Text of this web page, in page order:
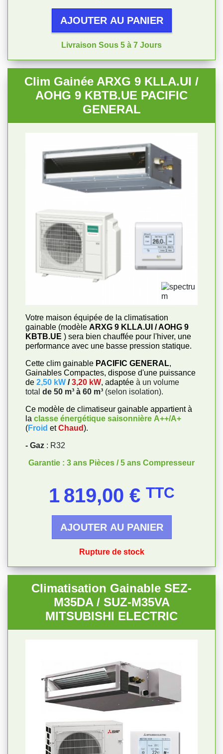
AJOUTER AU PANIER
Livraison Sous 5 à 7 Jours
Clim Gainée ARXG 9 KLLA.UI /
AOHG 9 KBTB.UE PACIFIC
GENERAL
Votre maison équipée de la climatisation
gainable (modèle ARXG 9 KLLA.UI / AOHG 9
KBTB.UE ) sera bien chauffée pour l'hiver, une
performance avec une basse pression statique.
Cette clim gainable PACIFIC GENERAL,
Gainables Compactes, dispose d'une puissance
de 2,50 kW /3,20 kW, adaptée à un volume
total de 50 m³ à 60 m³ (selon isolation).
Ce modèle de climatiseur gainable appartient à
la classe énergétique saisonnière A++/A+
(Froid et Chaud).
- Gaz : R32
Garantie : 3 ans Pièces / 5 ans Compresseur
1 819,00 € TTC
AJOUTER AU PANIER
Rupture de stock
Climatisation Gainable SEZ-
M35DA / SUZ-M35VA
MITSUBISHI ELECTRIC